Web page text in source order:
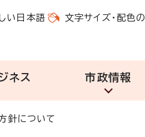
い日本語 文字サイズ・配色
ネス 市政情報
針について